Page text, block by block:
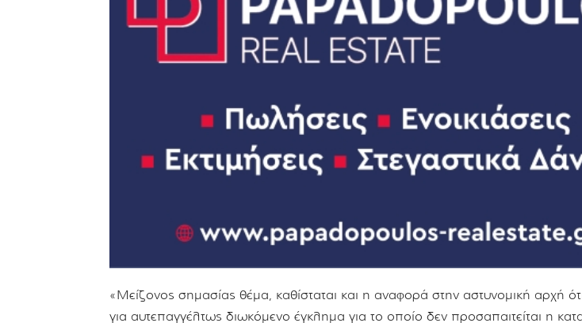
«Μείζονος σημασίας θέμα, καθίσταται και η αναφορά στην αστυνομική αρχή
για αυτεπαγγέλτως διωκόμενο έγκλημα για το οποίο δεν προσαπαιτείται η